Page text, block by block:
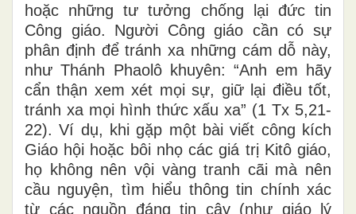
hoặc những tư tưởng chống lại đức tin
Công giáo. Người Công giáo cần có sự
phân định để tránh xa những cám dỗ này,
như Thánh Phaolô khuyên: “Anh em hãy
cẩn thận xem xét mọi sự, giữ lại điều tốt,
tránh xa mọi hình thức xấu xa” (1 Tx 5,21-
22). Ví dụ, khi gặp một bài viết công kích
Giáo hội hoặc bôi nhọ các giá trị Kitô giáo,
họ không nên vội vàng tranh cãi mà nên
cầu nguyện, tìm hiểu thông tin chính xác
từ các nguồn đáng tin cậy (như giáo lý